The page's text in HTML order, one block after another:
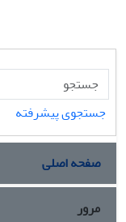
جستجوی پیشرفته
صفحه اصلی
مرور